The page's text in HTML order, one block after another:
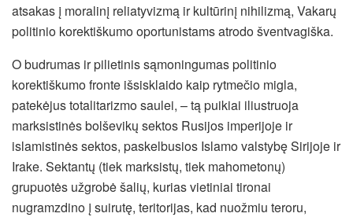
atsakas į moralinį reliatyvizmą ir kultūrinį nihilizmą, Vakarų
politinio korektiškumo oportunistams atrodo šventvagiška.
O budrumas ir pilietinis sąmoningumas politinio
korektiškumo fronte išsisklaido kaip rytmečio migla,
patekėjus totalitarizmo saulei, – tą puikiai iliustruoja
marksistinės bolševikų sektos Rusijos imperijoje ir
islamistinės sektos, paskelbusios Islamo valstybę Sirijoje ir
Irake. Sektantų (tiek marksistų, tiek mahometonų)
grupuotės užgrobė šalių, kurias vietiniai tironai
nugramzdino į suirutę, teritorijas, kad nuožmiu teroru,